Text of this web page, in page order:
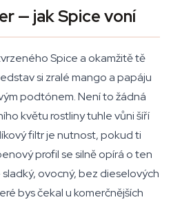
— jak Spice voní
Spice a okamžitě tě
si zralé mango a papáju
podtónem. Není to žádná
květu rostliny tuhle vůni šíří
filtr je nutnost, pokud ti
profil se silně opírá o ten
ovocný, bez dieselových
bys čekal u komerčnějších